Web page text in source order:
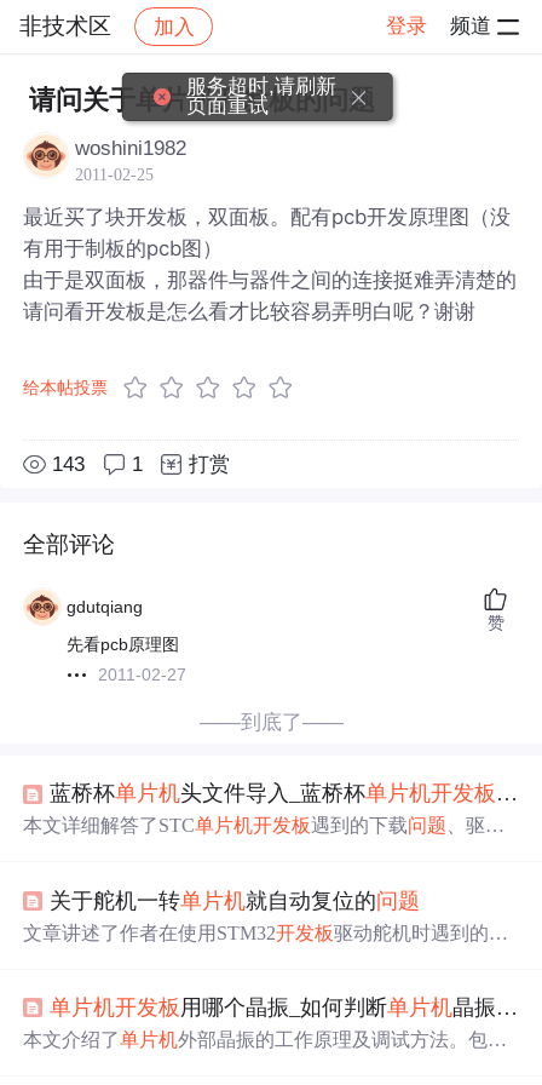
非技术区 加入 登录 频道
社区 非技术区 帖子详情
请问关于单片机开发板的问题
woshini1982
2011-02-25
最近买了块开发板，双面板。配有pcb开发原理图（没
有用于制板的pcb图）
由于是双面板，那器件与器件之间的连接挺难弄清楚的
请问看开发板是怎么看才比较容易弄明白呢？谢谢
给本帖投票
143 1 打赏
全部评论
gdutqiang
先看pcb原理图
2011-02-27
赞
——到底了——
蓝桥杯单片机头文件导入_蓝桥杯单片机开发板
本文详细解答了STC单片机开发板遇到的下载问题 、驱动
程，确保顺利编程。
关于舵机一转单片机就自动复位的问题
文章讲述了作者在使用STM32开发板驱动舵机时遇到的电
片机开发板供电。
单片机开发板 用哪个晶振_如何判断单片机晶振是否工作及
本文介绍了单片机外部晶振的工作原理及调试方法。包括
服务超时,请刷新
页面重试